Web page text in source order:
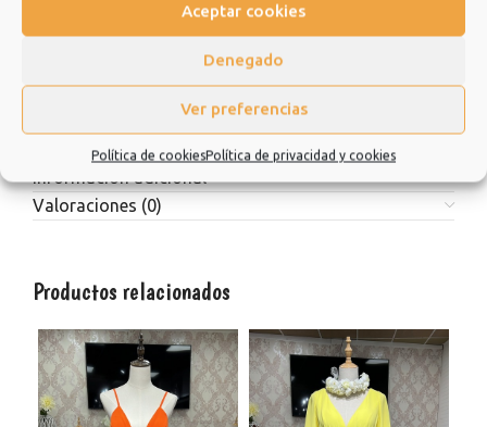
Aceptar cookies
Denegado
Ver preferencias
Política de cookiesPolítica de privacidad y cookies
Estamos muy agradecidos de que hayas elegido nuestra
tienda y esperamos que sea una experiencia de la que quiera
Valoraciones (0)
Productos relacionados